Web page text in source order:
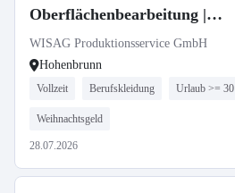
Oberflächenbearbeitung |
Hohenbrunn
WISAG Produktionsservice GmbH
Hohenbrunn
Vollzeit Berufskleidung Urlaub >= 30
Weihnachtsgeld
28.07.2026